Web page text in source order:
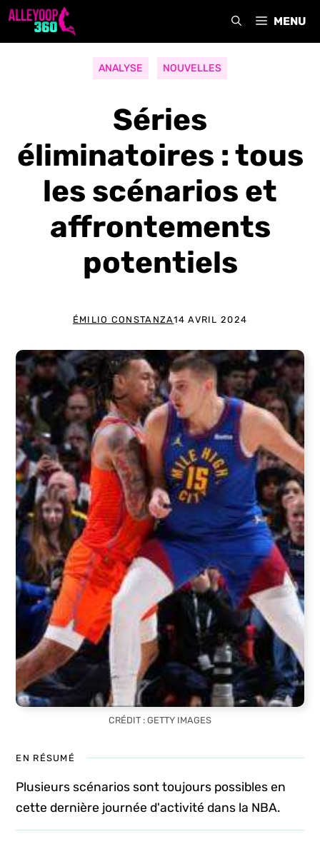
Aller
MENU
ANALYSE NOUVELLES
Séries
éliminatoires : tous
les scénarios et
affrontements
potentiels
ÉMILIO CONSTANZA14 AVRIL 2024
CRÉDIT : GETTY IMAGES
EN RÉSUMÉ
Plusieurs scénarios sont toujours possibles en
cette dernière journée d'activité dans la NBA.